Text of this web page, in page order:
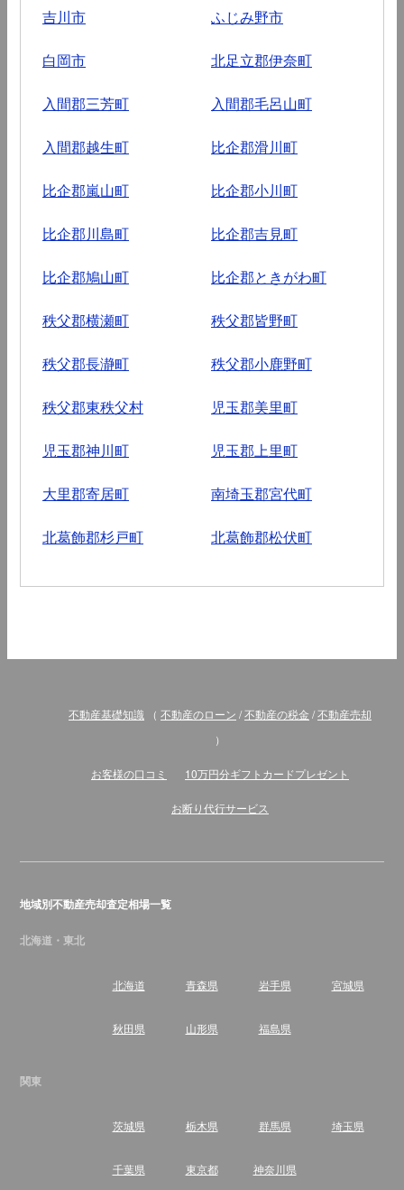
吉川市 ふじみ野市
白岡市 北足立郡伊奈町
入間郡三芳町 入間郡毛呂山町
入間郡越生町 比企郡滑川町
比企郡嵐山町 比企郡小川町
比企郡川島町 比企郡吉見町
比企郡鳩山町 比企郡ときがわ町
秩父郡横瀬町 秩父郡皆野町
秩父郡長瀞町 秩父郡小鹿野町
秩父郡東秩父村 児玉郡美里町
児玉郡神川町 児玉郡上里町
大里郡寄居町 南埼玉郡宮代町
北葛飾郡杉戸町 北葛飾郡松伏町
不動産基礎知識 （ 不動産のローン /不動産の税金 /不動産売却
）
お客様の口コミ 10万円分ギフトカードプレゼント
お断り代行サービス
地域別不動産売却査定相場一覧
北海道・東北
北海道 青森県 岩手県 宮城県
秋田県 山形県 福島県
関東
茨城県 栃木県 群馬県 埼玉県
千葉県 東京都 神奈川県